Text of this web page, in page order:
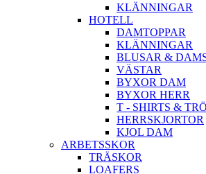
KLÄNNINGAR
HOTELL
DAMTOPPAR
KLÄNNINGAR
BLUSAR &
VÄSTAR
BYXOR DAM
BYXOR HERR
T - SHIRTS &
HERRSKJORTOR
KJOL DAM
ARBETSSKOR
TRÄSKOR
LOAFERS